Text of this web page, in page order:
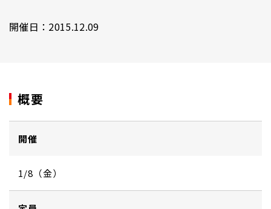
開催日：2015.12.09
概要
開催
1/8（金）